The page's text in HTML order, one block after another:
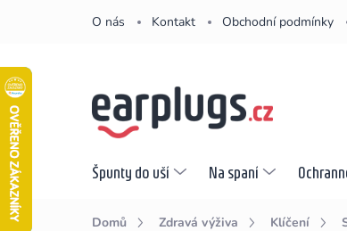
O nás Kontakt Obchodní podmínky
Špunty do uší Na spaní
Domů Zdravá výživa Klíčení